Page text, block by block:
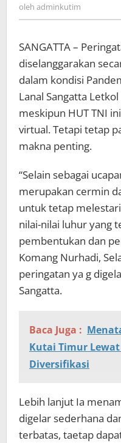
oleh adminkutim
SANGATTA –
diselanggarakan
dalam kondisi
Lanal Sangatta
meskipun HUT TNI
virtual. Tetapi tetap
makna penting.
“Selain sebagai
merupakan cermin
untuk tetap
nilai-nilai luhur yang
pembentukan dan
Komang Nurhadi,
peringatan ya g
Sangatta.
Baca Juga :
Kutai Timur
Diversifikasi
Lebih lanjut Ia
digelar sederhana
terbatas, taetap